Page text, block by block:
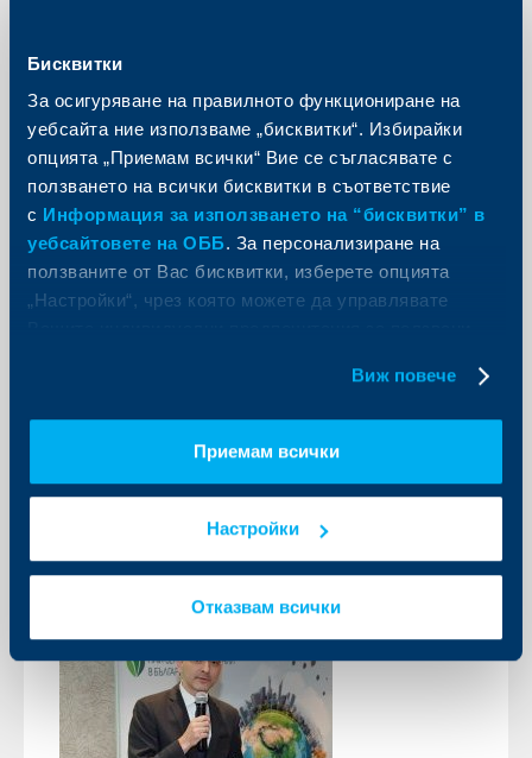
Бисквитки
За осигуряване на правилното функциониране на
уебсайта ние използваме „бисквитки“. Избирайки
опцията „Приемам всички“ Вие се съгласявате с
ползването на всички бисквитки в съответствие
с Информация за използването на “бисквитки” в
уебсайтовете на ОББ. За персонализиране на
ползваните от Вас бисквитки, изберете опцията
„Настройки“, чрез която можете да управлявате
Виж повече
Приемам всички
Настройки
Отказвам всички
Инициативи
ОББ стартира промоционална
кампания за продажба на
застраховка Гражданска
За периода 22.05.2023 г. до 25.06.2023 г. клиентите,
могат да ползват отстъпка от 10% от цената